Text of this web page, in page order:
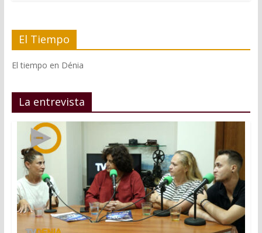
El Tiempo
El tiempo en Dénia
La entrevista